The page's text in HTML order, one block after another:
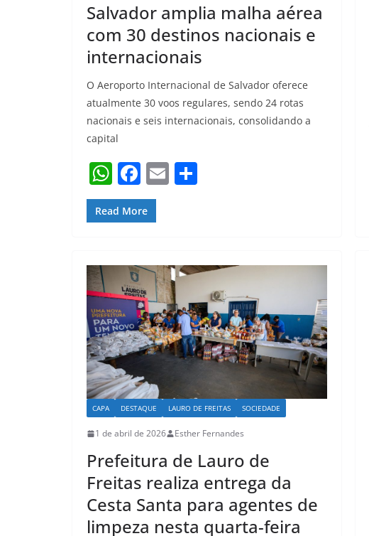
Salvador amplia malha aérea
com 30 destinos nacionais e
internacionais
O Aeroporto Internacional de Salvador oferece
atualmente 30 voos regulares, sendo 24 rotas
nacionais e seis internacionais, consolidando a
capital
W
h
at
A
p
p
F
a
c
b
o
o
k
E
Read More
CAPA DESTAQUE LAURO DE FREITAS SOCIEDADE
1 de abril de 2026 Esther Fernandes
Prefeitura de Lauro de
Freitas realiza entrega da
Cesta Santa para agentes de
limpeza nesta quarta-feira